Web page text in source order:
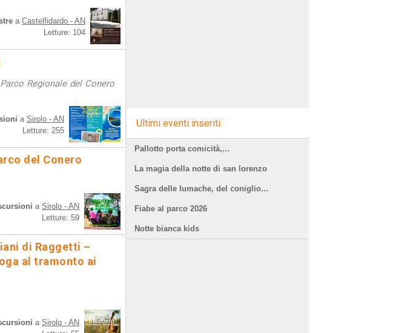
a Castelfidardo - AN
Letture: 104
Regionale del Conero
a Sirolo - AN
Letture: 255
del Conero
a Sirolo - AN
Letture: 59
di Raggetti –
al tramonto ai
a Sirolo - AN
Ultimi eventi inseriti
Pallotto porta comicità,...
La magia della notte di san lorenzo
Sagra delle lumache, del coniglio...
Fiabe al parco 2026
Notte bianca kids